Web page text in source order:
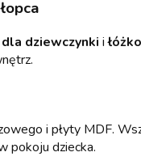
dla dziewczynki i
i płyty MDF.
pokoju dziecka.